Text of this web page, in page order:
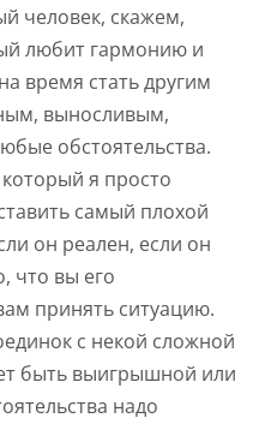
человек, скажем,
любит гармонию и
время стать другим
выносливым,
обстоятельства.
я просто
самый плохой
он реален, если он
что вы его
принять ситуацию.
с некой сложной
быть выигрышной или
надо